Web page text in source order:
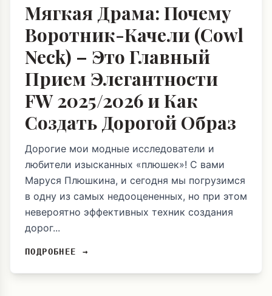
Мягкая Драма: Почему
Воротник-Качели (Cowl
Neck) – Это Главный
Прием Элегантности
FW 2025/2026 и Как
Создать Дорогой Образ
Дорогие мои модные исследователи и
любители изысканных «плюшек»! С вами
Маруся Плюшкина, и сегодня мы погрузимся
в одну из самых недооцененных, но при этом
невероятно эффективных техник создания
дорог...
ПОДРОБНЕЕ →